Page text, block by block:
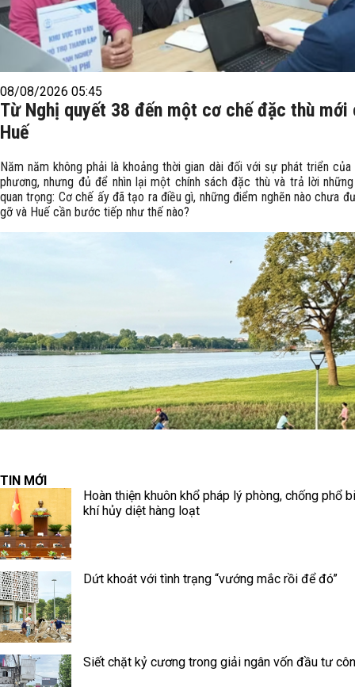
08/08/2026 05:45
Từ Nghị quyết 38 đến một cơ chế đặc thù mới
Huế
Năm năm không phải là khoảng thời gian dài đối với sự phát triển
phương, nhưng đủ để nhìn lại một chính sách đặc thù và trả lời
quan trọng: Cơ chế ấy đã tạo ra điều gì, những điểm nghẽn nào chưa
gỡ và Huế cần bước tiếp như thế nào?
TIN MỚI
Hoàn thiện khuôn khổ pháp lý phòng, chống phổ
khí hủy diệt hàng loạt
Dứt khoát với tình trạng “vướng mắc rồi để đó”
Siết chặt kỷ cương trong giải ngân vốn đầu tư